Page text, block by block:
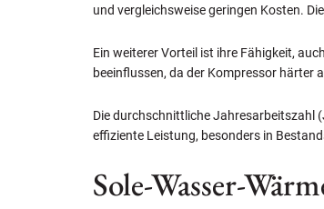
und vergleichsweise geringen Kosten.
Ein weiterer Vorteil ist ihre Fähigkeit,
beeinflussen, da der Kompressor härter
Die durchschnittliche Jahresarbeitszahl
effiziente Leistung, besonders in
Sole-Wasser-